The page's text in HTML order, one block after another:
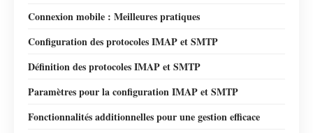
Connexion mobile : Meilleures pratiques
Configuration des protocoles IMAP et SMTP
Définition des protocoles IMAP et SMTP
Paramètres pour la configuration IMAP et SMTP
Fonctionnalités additionnelles pour une gestion efficace